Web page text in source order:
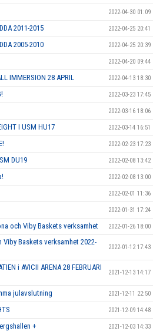
2022-04-30 01:09
2011-2015 2022-04-25 20:41
2005-2010 2022-04-25 20:39
2022-04-20 09:44
IMMERSION 28 APRIL 2022-04-13 18:30
2022-03-23 17:45
2022-03-16 18:06
I USM HU17 2022-03-14 16:51
2022-02-23 17:23
DU19 2022-02-08 13:42
2022-02-08 13:00
2022-02-01 11:36
2022-01-31 17:24
och Viby Baskets verksamhet 2022-01-26 18:00
Baskets verksamhet 2022-
2022-01-12 17:43
i AVICII ARENA 28 FEBRUARI
2021-12-13 14:17
julavslutning 2021-12-11 22:50
2021-12-09 14:48
+ 2021-12-03 14:33